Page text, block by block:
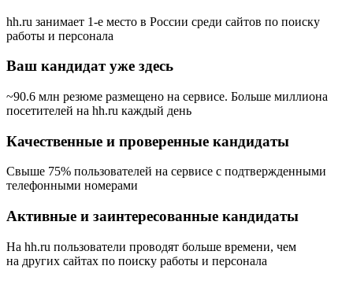
hh.ru занимает 1-е место в России среди сайтов по поиску
работы и персонала
Ваш кандидат уже здесь
~90.6 млн резюме размещено на сервисе. Больше миллиона
посетителей на hh.ru каждый день
Качественные и проверенные кандидаты
Свыше 75% пользователей на сервисе с подтвержденными
телефонными номерами
Активные и заинтересованные кандидаты
На hh.ru пользователи проводят больше времени, чем
на других сайтах по поиску работы и персонала